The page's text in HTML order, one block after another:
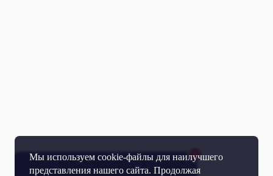
Мы используем cookie-файлы для наилучшего
представления нашего сайта. Продолжая